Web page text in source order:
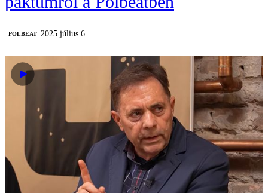
‎POLBEAT 2025 július 6.